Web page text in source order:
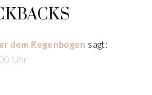
dem Regenbogen sagt:
Uhr